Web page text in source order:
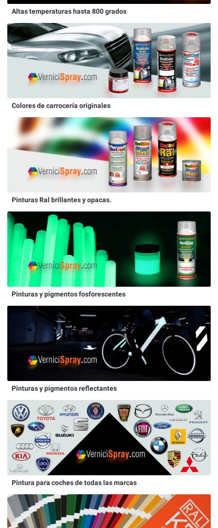
Altas temperaturas hasta 800 grados
Colores de carrocería originales
Pinturas Ral brillantes y opacas.
Pinturas y pigmentos fosforescentes
Pinturas y pigmentos reflectantes
Pintura para coches de todas las marcas